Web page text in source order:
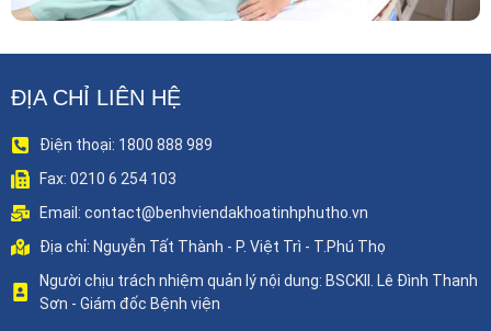
ĐỊA CHỈ LIÊN HỆ
Điện thoại: 1800 888 989
Fax: 0210 6 254 103
Email: contact@benhviendakhoatinhphutho.vn
Địa chỉ: Nguyễn Tất Thành - P. Việt Trì - T.Phú Thọ
Người chịu trách nhiệm quản lý nội dung: BSCKII. Lê Đình Thanh
Sơn - Giám đốc Bệnh viện